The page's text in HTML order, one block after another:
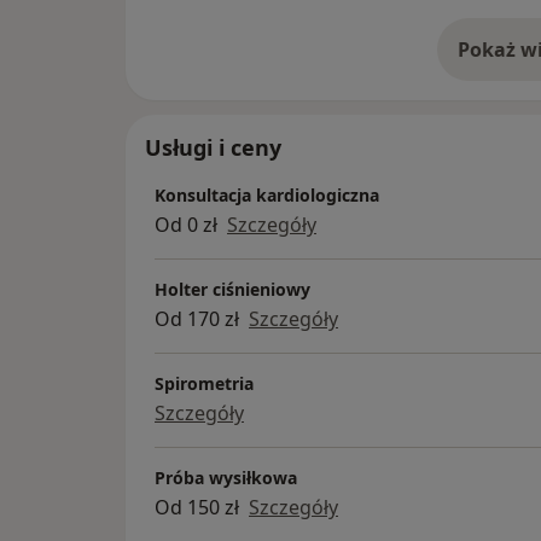
Pokaż o
Usługi i ceny
Konsultacja kardiologiczna
Od 0 zł Szczegóły
Holter ciśnieniowy
Od 170 zł Szczegóły
Spirometria
Szczegóły
Próba wysiłkowa
Od 150 zł Szczegóły